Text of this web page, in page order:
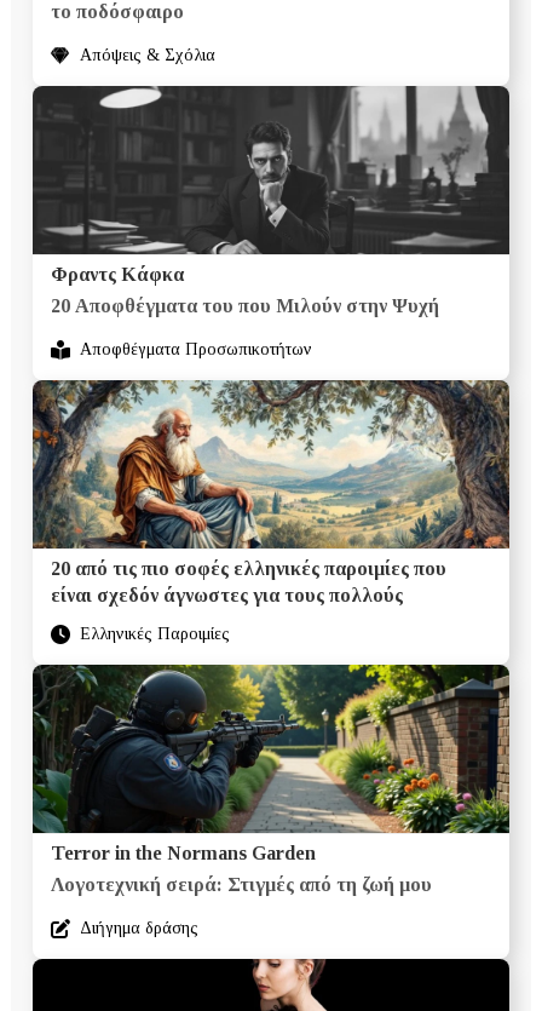
το ποδόσφαιρο
Απόψεις & Σχόλια
Φραντς Κάφκα
20 Αποφθέγματα του που Μιλούν στην Ψυχή
Αποφθέγματα Προσωπικοτήτων
20 από τις πιο σοφές ελληνικές παροιμίες που
είναι σχεδόν άγνωστες για τους πολλούς
Ελληνικές Παροιμίες
Terror in the Normans Garden
Λογοτεχνική σειρά: Στιγμές από τη ζωή μου
Διήγημα δράσης